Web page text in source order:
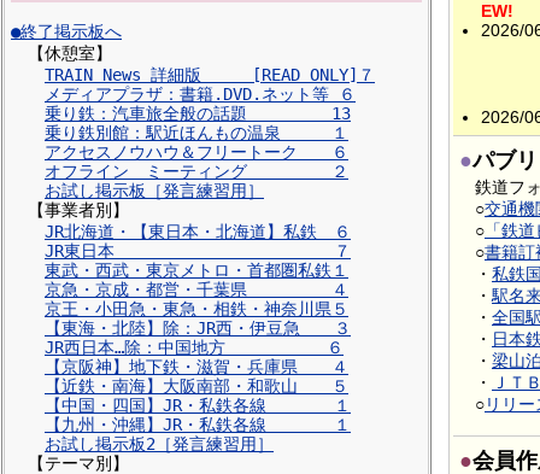
●終了掲示板へ
【休憩室】
TRAIN News 詳細版 [READ ONLY]７
メディアプラザ：書籍.DVD.ネット等 ６
乗り鉄：汽車旅全般の話題 13
乗り鉄別館：駅近ほんもの温泉 １
アクセスノウハウ＆フリートーク ６
オフライン ミーティング ２
お試し掲示板［発言練習用］
【事業者別】
JR北海道・【東日本・北海道】私鉄 ６
JR東日本 ７
東武・西武・東京メトロ・首都圏私鉄１
京急・京成・都営・千葉県 ４
京王・小田急・東急・相鉄・神奈川県５
【東海・北陸】除：JR西・伊豆急 ３
JR西日本…除：中国地方 ６
【京阪神】地下鉄・滋賀・兵庫県 ４
【近鉄・南海】大阪南部・和歌山 ５
【中国・四国】JR・私鉄各線 １
【九州・沖縄】JR・私鉄各線 １
お試し掲示板2［発言練習用］
【テーマ別】
EW!
2026/
2026/
●パブ
鉄道フ
○交通機
○ 「鉄
○書籍訂
・ 私鉄
・ 駅名
・ 全国
・ 日本
・ 梁山
・
ＪＴ
○リリ
●会員